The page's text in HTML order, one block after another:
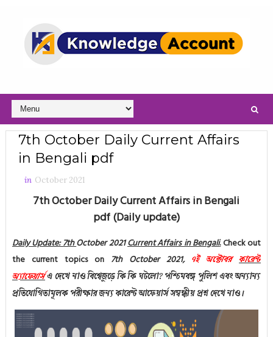
7th October Daily Current Affairs
in Bengali pdf
in October 2021
7th October Daily Current Affairs in Bengali
pdf(Daily update)
Daily Update: 7thOctober2021Current Affairs in Bengali.Check out
the current topics on7th October2021,৭ই অক্টোবরকারেন্ট
অ্যাফেয়ার্সএদেখে নাও বিশ্বেজুড়ে কি কিঘটলো? পশ্চিমবঙ্গ পুলিশ এবং অন্যান্য
প্রতিযোগিতামূলক পরীক্ষার জন্য কারেন্ট আফেয়ার্স সম্বন্ধীয় প্রশ্ন দেখে নাও।